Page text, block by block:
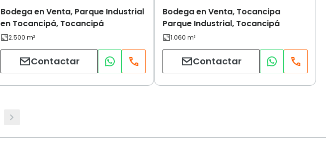
Bodega en Venta, Parque Industrial
en Tocancipá, Tocancipá
Contactar
Bodega en Venta, Tocancipa
Parque Industrial, Tocancipá
Contactar